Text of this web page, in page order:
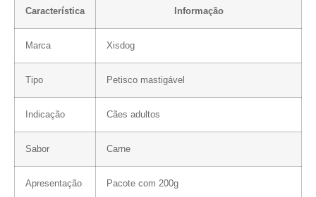
Característica Informação
Marca Xisdog
Tipo Petisco mastigável
Indicação Cães adultos
Sabor Carne
Apresentação Pacote com 200g